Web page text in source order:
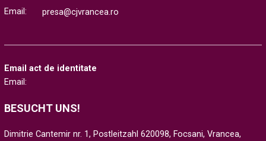
Email:
presa@cjvrancea.ro
Email act de identitate
Email:
BESUCHT UNS!
Dimitrie Cantemir nr. 1, Postleitzahl 620098, Focsani, Vrancea,